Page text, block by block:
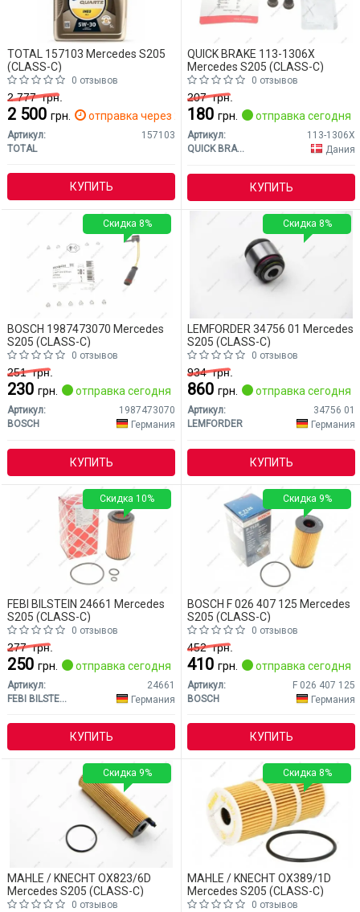
TOTAL 157103 Mercedes S205
(CLASS-C)
0 отзывов
2 777грн.
2 500 грн. отправка через 2 дн.
Артикул:
157103
TOTAL
КУПИТЬ
QUICK BRAKE 113-1306X
Mercedes S205 (CLASS-C)
0 отзывов
207грн.
180 грн. отправка сегодня
Артикул:
113-1306X
QUICK BRAKE
Дания
КУПИТЬ
BOSCH 1987473070 Mercedes
S205 (CLASS-C)
0 отзывов
251грн.
230 грн. отправка сегодня
Артикул:
1987473070
BOSCH
Германия
КУПИТЬ
Скидка 8%
LEMFORDER 34756 01 Mercedes
S205 (CLASS-C)
0 отзывов
934грн.
860 грн. отправка сегодня
Артикул:
34756 01
LEMFORDER
Германия
КУПИТЬ
Скидка 8%
FEBI BILSTEIN 24661 Mercedes
S205 (CLASS-C)
0 отзывов
277грн.
250 грн. отправка сегодня
Артикул:
24661
FEBI BILSTEIN
Германия
КУПИТЬ
Скидка 10%
BOSCH F 026 407 125 Mercedes
S205 (CLASS-C)
0 отзывов
452грн.
410 грн. отправка сегодня
Артикул:
F 026 407 125
BOSCH
Германия
КУПИТЬ
Скидка 9%
MAHLE / KNECHT OX823/6D
Mercedes S205 (CLASS-C)
0 отзывов
Скидка 9%
MAHLE / KNECHT OX389/1D
Mercedes S205 (CLASS-C)
0 отзывов
Скидка 8%